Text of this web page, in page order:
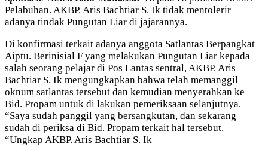
Pelabuhan. AKBP. Aris Bachtiar S. Ik tidak mentolerir
adanya tindak Pungutan Liar di jajarannya.
Di konfirmasi terkait adanya anggota Satlantas Berpangkat
Aiptu. Berinisial F yang melakukan Pungutan Liar kepada
salah seorang pelajar di Pos Lantas sentral, AKBP. Aris
Bachtiar S. Ik mengungkapkan bahwa telah memanggil
oknum satlantas tersebut dan kemudian menyerahkan ke
Bid. Propam untuk di lakukan pemeriksaan selanjutnya.
“Saya sudah panggil yang bersangkutan, dan sekarang
sudah di periksa di Bid. Propam terkait hal tersebut.
“Ungkap AKBP. Aris Bachtiar S. Ik